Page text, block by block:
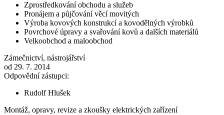
Zprostředkování obchodu a služeb
Pronájem a půjčování věcí movitých
Výroba kovových konstrukcí a kovodělných výrobků
Povrchové úpravy a svařování kovů a dalších materiálů
Velkoobchod a maloobchod
Zámečnictví, nástrojářství
od 29. 7. 2014
Odpovědní zástupci:
Rudolf Hlušek
Montáž, opravy, revize a zkoušky elektrických zařízení